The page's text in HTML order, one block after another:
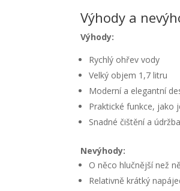
Výhody a
Výhody:
Rychlý ohřev vody
Velký objem 1,7 litru
Moderní a elegantní
Praktické funkce, jako
Snadné čištění a údržba
Nevýhody:
O něco hlučnější než
Relativně krátký